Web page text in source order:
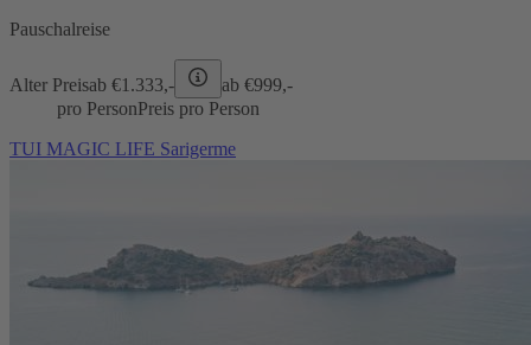
Pauschalreise
Alter Preisab €1.333,- ab €999,-
pro PersonPreis pro Person
TUI MAGIC LIFE Sarigerme